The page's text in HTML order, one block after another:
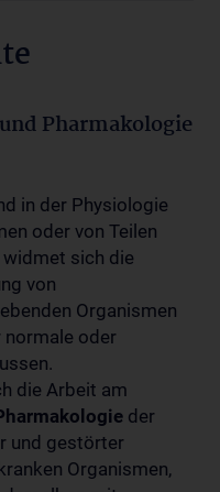
Pharmakologie
in der Physiologie
oder von Teilen
sich die
von
Organismen
normale oder
die Arbeit am
der
und gestörter
Organismen,